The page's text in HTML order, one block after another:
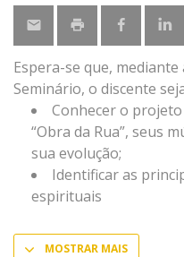
Espera-se que,
Seminário, o discente
Conhecer o
“Obra da Rua”, seus
sua evolução;
Identificar as
espirituais
MOSTRAR MAIS